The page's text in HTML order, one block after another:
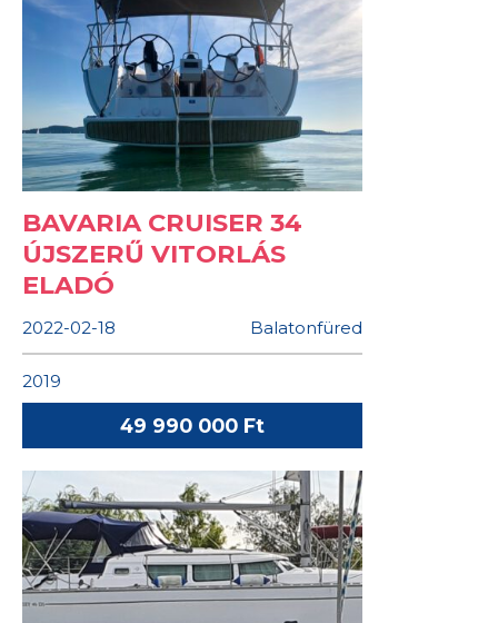
BAVARIA CRUISER 34
ÚJSZERŰ VITORLÁS
ELADÓ
2022-02-18 Balatonfüred
2019
49 990 000 Ft